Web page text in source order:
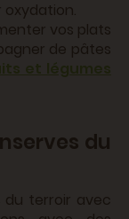
vos plats
de pâtes
et légumes
du
du terroir avec